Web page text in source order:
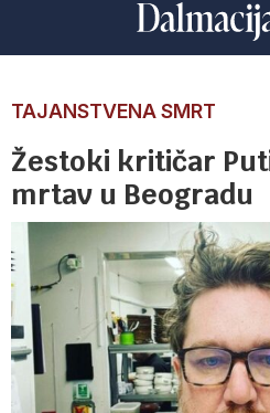
TAJANSTVENA SMRT
Žestoki kritičar
mrtav u Beogradu